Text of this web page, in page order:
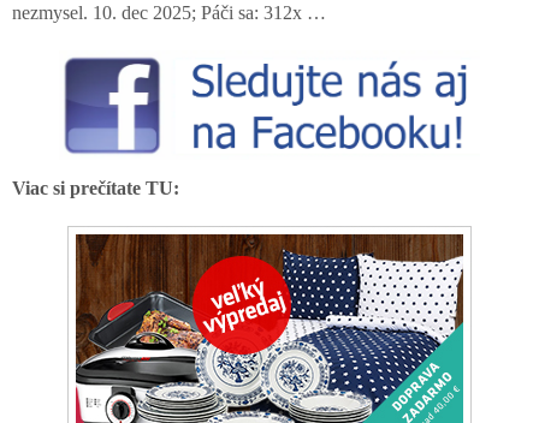
nezmysel. 10. dec 2025; Páči sa: 312x …
Viac si prečítate TU: